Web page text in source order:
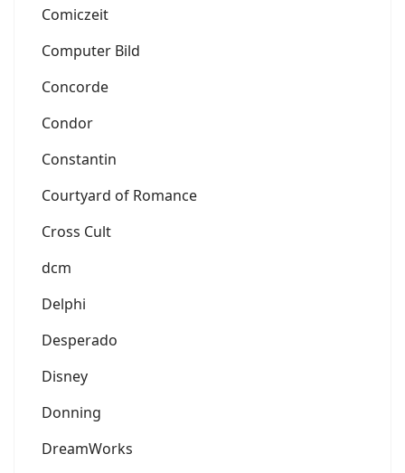
Comiczeit
Computer Bild
Concorde
Condor
Constantin
Courtyard of Romance
Cross Cult
dcm
Delphi
Desperado
Disney
Donning
DreamWorks